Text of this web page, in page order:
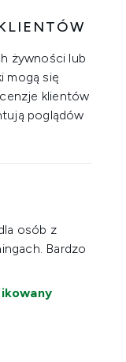
żywności lub
mogą się
klientów
poglądów
osób z
Bardzo